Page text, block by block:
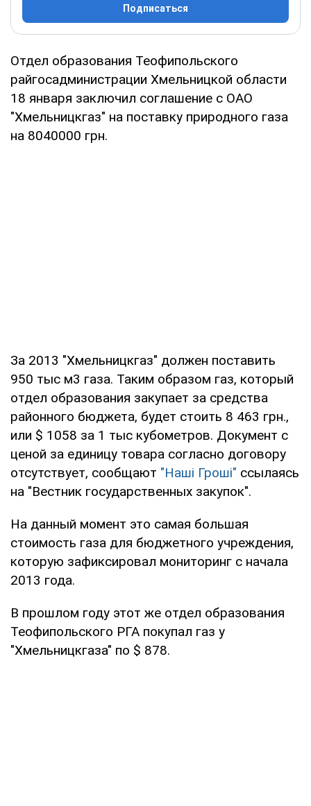
Подписаться
Отдел образования Теофипольского
райгосадминистрации Хмельницкой области
18 января заключил соглашение с ОАО
"Хмельницкгаз" на поставку природного газа
на 8040000 грн.
За 2013 "Хмельницкгаз" должен поставить
950 тыс м3 газа. Таким образом газ, который
отдел образования закупает за средства
районного бюджета, будет стоить 8 463 грн.,
или $ 1058 за 1 тыс кубометров. Документ с
ценой за единицу товара согласно договору
отсутствует, сообщают "Наші Гроші" ссылаясь
на "Вестник государственных закупок".
На данный момент это самая большая
стоимость газа для бюджетного учреждения,
которую зафиксировал мониторинг с начала
2013 года.
В прошлом году этот же отдел образования
Теофипольского РГА покупал газ у
"Хмельницкгаза" по $ 878.